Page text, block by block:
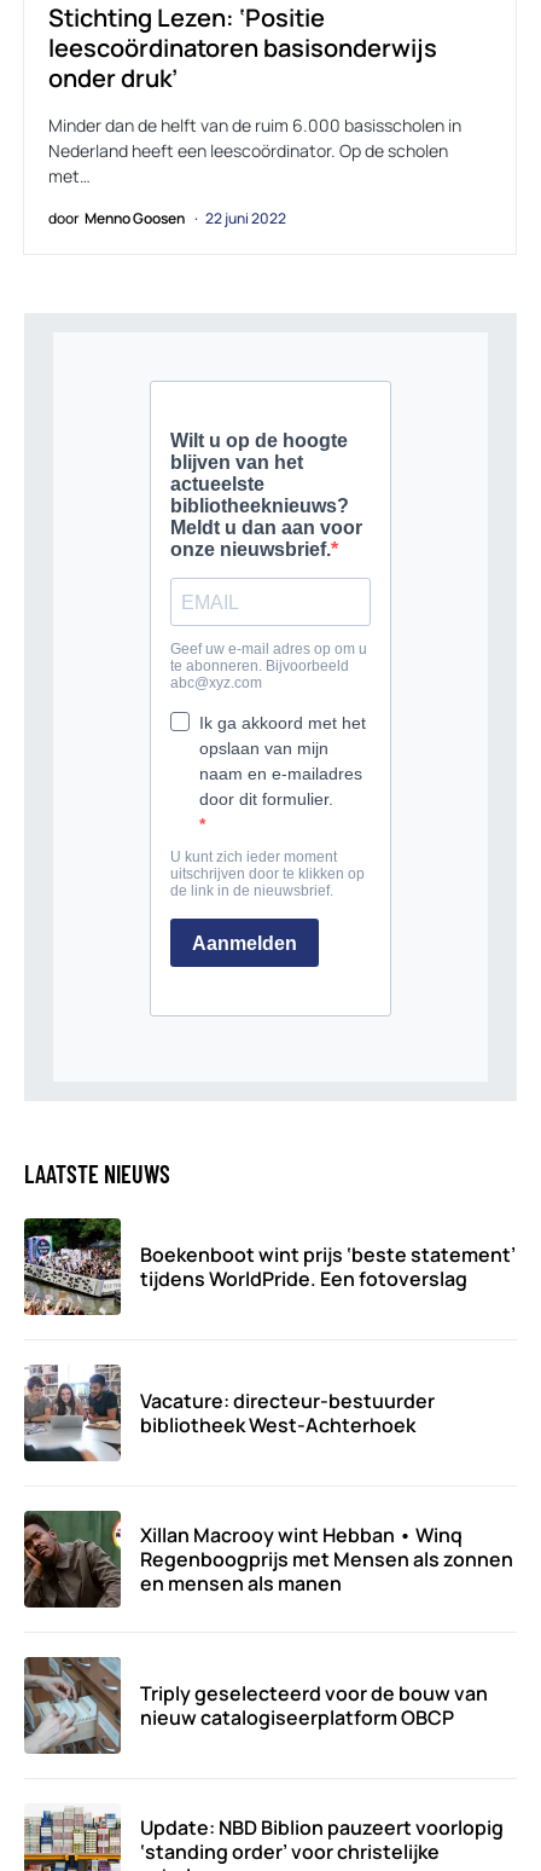
Stichting Lezen: ‘Positie
leescoördinatoren basisonderwijs
onder druk’
Minder dan de helft van de ruim 6.000 basisscholen in
Nederland heeft een leescoördinator. Op de scholen
met…
door Menno Goosen 22 juni 2022
LAATSTE NIEUWS
Boekenboot wint prijs ‘beste statement’
tijdens WorldPride. Een fotoverslag
Vacature: directeur-bestuurder
bibliotheek West-Achterhoek
Xillan Macrooy wint Hebban • Winq
Regenboogprijs met Mensen als zonnen
en mensen als manen
Triply geselecteerd voor de bouw van
nieuw catalogiseerplatform OBCP
Update: NBD Biblion pauzeert voorlopig
‘standing order’ voor christelijke